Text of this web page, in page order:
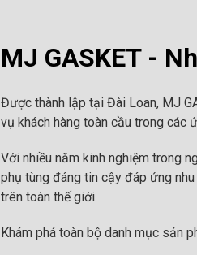
MJ GASKET -
Được thành lập tại Đài Loan, MJ
vụ khách hàng toàn cầu trong các
Với nhiều năm kinh nghiệm trong
phụ tùng đáng tin cậy đáp ứng
trên toàn thế giới.
Khám phá toàn bộ danh mục sản